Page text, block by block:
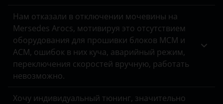
УАЗ
Нам отказали в отключении мочевины на
Mersedes Arocs, мотивируя это отсутствием
оборудования для прошивки блоков MCM и
ACM, ошибок в них куча, аварийный режим,
переключения скоростей вручную, работать
невозможно.
Хочу индивидуальный тюнинг, значительно